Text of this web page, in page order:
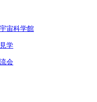
宙科学館
学
会